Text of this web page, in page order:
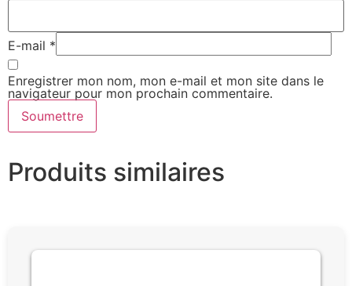
E-mail *
Enregistrer mon nom, mon e-mail et mon site dans le
navigateur pour mon prochain commentaire.
Produits similaires